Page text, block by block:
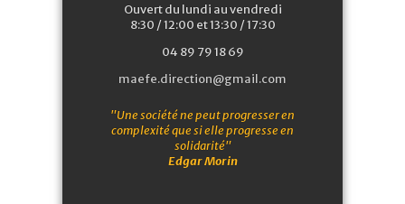
Ouvert du lundi au vendredi
8:30 / 12:00 et 13:30 / 17:30
04 89 79 18 69
maefe.direction@gmail.com
"Une société ne peut progresser en
complexité que si elle progresse en
solidarité"
Edgar Morin